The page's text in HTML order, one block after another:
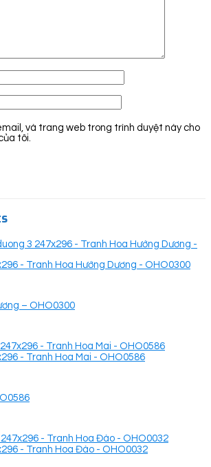
và trang web trong trình duyệt này cho
tôi.
– OHO0300